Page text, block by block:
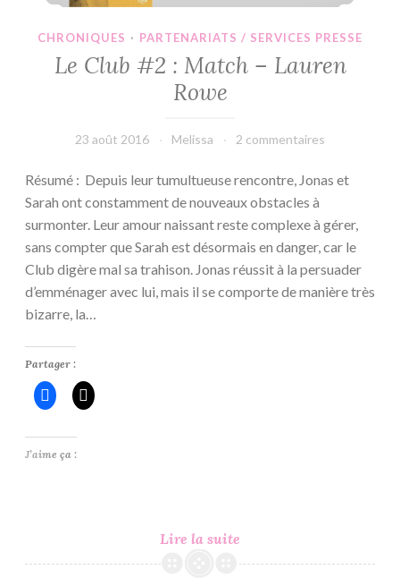
CHRONIQUES · PARTENARIATS / SERVICES PRESSE
Le Club #2 : Match – Lauren
Rowe
23 août 2016 Melissa 2 commentaires
Résumé : Depuis leur tumultueuse rencontre, Jonas et
Sarah ont constamment de nouveaux obstacles à
surmonter. Leur amour naissant reste complexe à gérer,
sans compter que Sarah est désormais en danger, car le
Club digère mal sa trahison. Jonas réussit à la persuader
d’emménager avec lui, mais il se comporte de manière très
bizarre, la…
Lire la suite
Club
Partager :
J’aime ça :